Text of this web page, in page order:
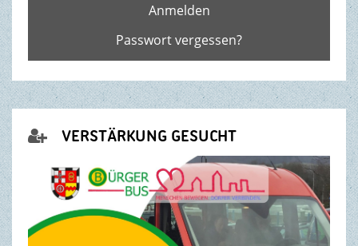
Anmelden
Passwort vergessen?
 VERSTÄRKUNG GESUCHT